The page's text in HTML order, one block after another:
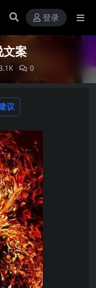
登录
文案
0
议